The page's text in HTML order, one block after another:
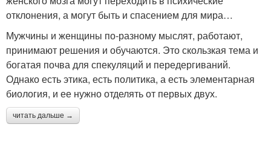
отклонения, а могут быть и спасением для мира…
Мужчины и женщины по-разному мыслят, работают,
принимают решения и обучаются. Это скользкая тема и
богатая почва для спекуляций и передергиваний.
Однако есть этика, есть политика, а есть элементарная
биология, и ее нужно отделять от первых двух.
читать дальше →